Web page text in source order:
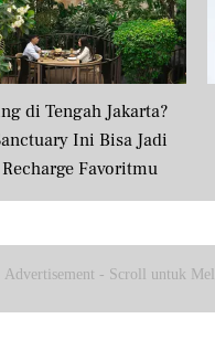
di Tengah Jakarta?
Ini Bisa Jadi
Favoritmu
Advertisement - Scroll untuk